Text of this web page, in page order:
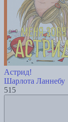
Астрид!
Шарлота Ланнебу
515